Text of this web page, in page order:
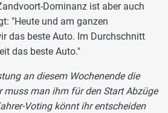
Dominanz ist aber auch
"Heute und am ganzen
das beste Auto. Im Durchschnitt
das beste Auto."
an diesem Wochenende die
muss man ihm für den Start Abzüge
Voting könnt ihr entscheiden